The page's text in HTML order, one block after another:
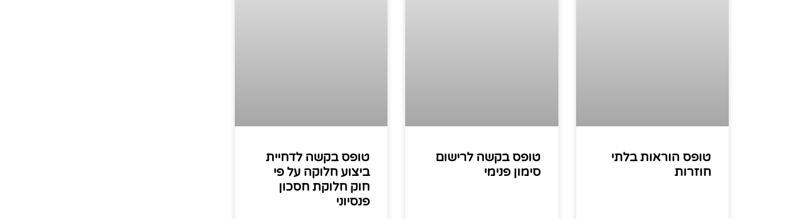
טופס הוראות בלתי
חוזרות
טופס בקשה לרישום
סימון פנימי
טופס בקשה לדחיית
ביצוע חלוקה על פי
חוק חלוקת חסכון
פנסיוני